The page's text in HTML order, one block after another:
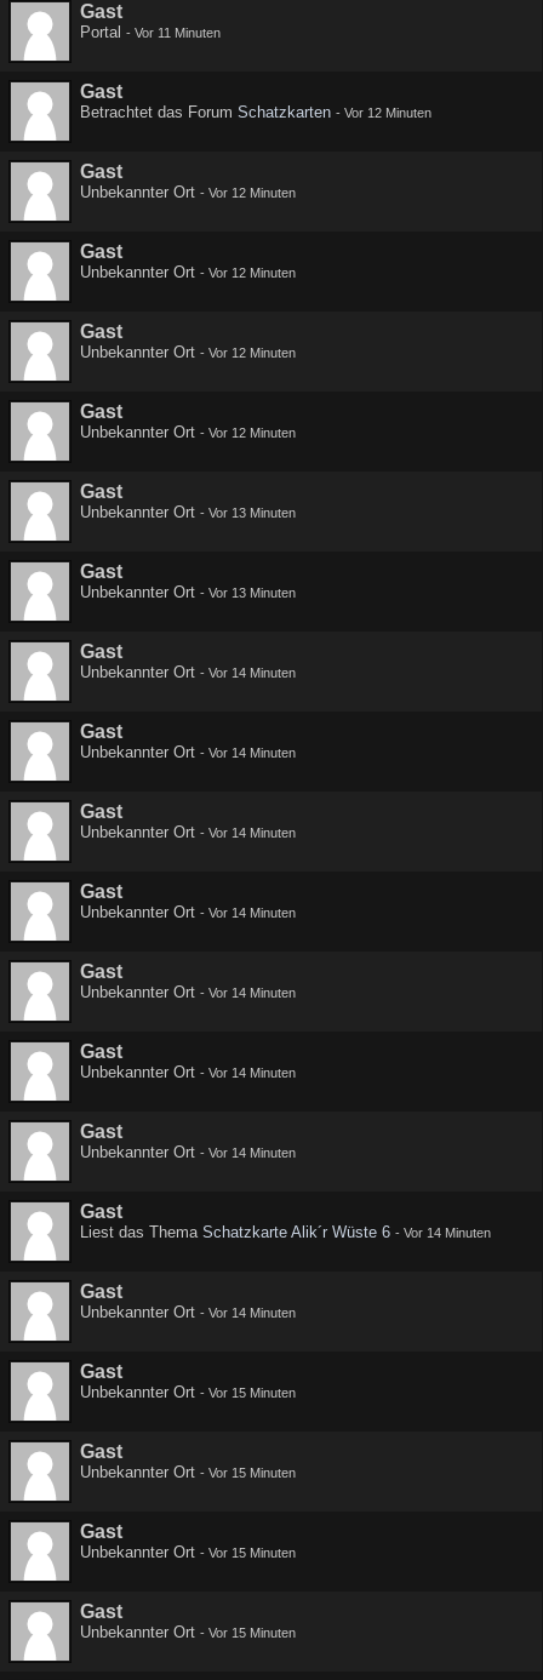
Gast
Portal - Vor 11 Minuten
Gast
Betrachtet das Forum Schatzkarten - Vor 12 Minuten
Gast
Unbekannter Ort - Vor 12 Minuten
Gast
Unbekannter Ort - Vor 12 Minuten
Gast
Unbekannter Ort - Vor 12 Minuten
Gast
Unbekannter Ort - Vor 12 Minuten
Gast
Unbekannter Ort - Vor 13 Minuten
Gast
Unbekannter Ort - Vor 13 Minuten
Gast
Unbekannter Ort - Vor 14 Minuten
Gast
Unbekannter Ort - Vor 14 Minuten
Gast
Unbekannter Ort - Vor 14 Minuten
Gast
Unbekannter Ort - Vor 14 Minuten
Gast
Unbekannter Ort - Vor 14 Minuten
Gast
Unbekannter Ort - Vor 14 Minuten
Gast
Unbekannter Ort - Vor 14 Minuten
Gast
Liest das Thema Schatzkarte Alik´r Wüste 6 - Vor 14 Minuten
Gast
Unbekannter Ort - Vor 14 Minuten
Gast
Unbekannter Ort - Vor 15 Minuten
Gast
Unbekannter Ort - Vor 15 Minuten
Gast
Unbekannter Ort - Vor 15 Minuten
Gast
Unbekannter Ort - Vor 15 Minuten